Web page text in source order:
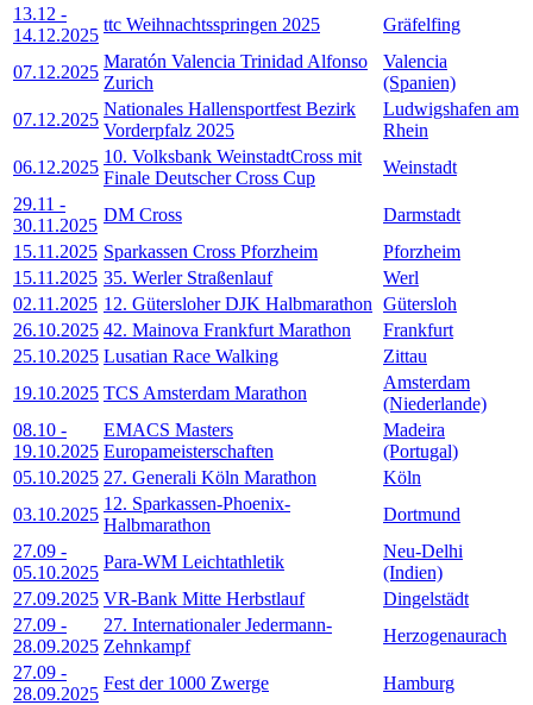
13.12 -
14.12.2025
ttc Weihnachtsspringen 2025 Gräfelfing
07.12.2025
Maratón Valencia Trinidad Alfonso
Zurich
Valencia
(Spanien)
07.12.2025
Nationales Hallensportfest Bezirk
Vorderpfalz 2025
Ludwigshafen am
Rhein
06.12.2025
10. Volksbank WeinstadtCross mit
Finale Deutscher Cross Cup
Weinstadt
29.11 -
30.11.2025
DM Cross
Darmstadt
15.11.2025 Sparkassen Cross Pforzheim
Pforzheim
15.11.2025 35. Werler Straßenlauf
Werl
02.11.2025 12. Gütersloher DJK Halbmarathon Gütersloh
26.10.2025 42. Mainova Frankfurt Marathon
Frankfurt
25.10.2025 Lusatian Race Walking
Zittau
19.10.2025 TCS Amsterdam Marathon
Amsterdam
(Niederlande)
08.10 -
19.10.2025
EMACS Masters
Europameisterschaften
Madeira
(Portugal)
05.10.2025 27. Generali Köln Marathon
Köln
03.10.2025
12. Sparkassen-Phoenix-
Halbmarathon
Dortmund
27.09 -
05.10.2025
Para-WM Leichtathletik
Neu-Delhi
(Indien)
27.09.2025 VR-Bank Mitte Herbstlauf
Dingelstädt
27.09 -
28.09.2025
27. Internationaler Jedermann-
Zehnkampf
Herzogenaurach
27.09 -
28.09.2025
Fest der 1000 Zwerge
Hamburg